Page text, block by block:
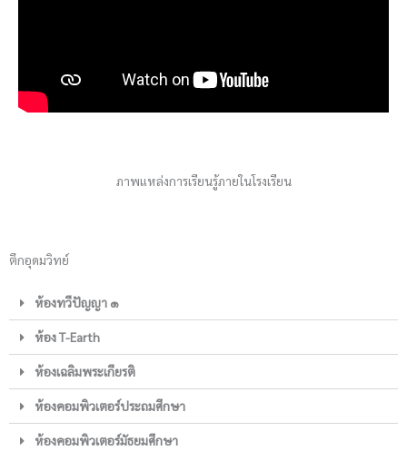
ภาพแหล่งการเรียนรู้ภายในโรงเรียน
ตึกอุดมวิทย์
ห้องทวีปัญญา ๑
ห้อง T-Earth
ห้องเฉลิมพระเกียรติ
ห้องคอมพิวเตอร์ประถมศึกษา
ห้องคอมพิวเตอร์มัธยมศึกษา